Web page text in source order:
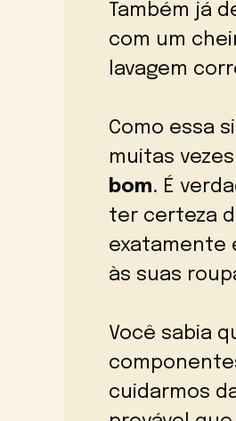
Também já
com um
lavagem
Como essa
muitas
bom. É
ter certeza
exatamente
às suas
Você sabia
cuidarmos